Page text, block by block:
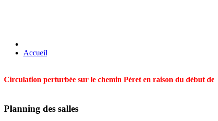
Accueil
Circulation perturbée sur le chemin Péret en raison du début
Planning des salles